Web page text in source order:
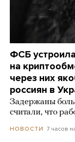
ФСБ
на
через них
россиян в
Задержаны
считали, что
НОВОСТИ 7 часов